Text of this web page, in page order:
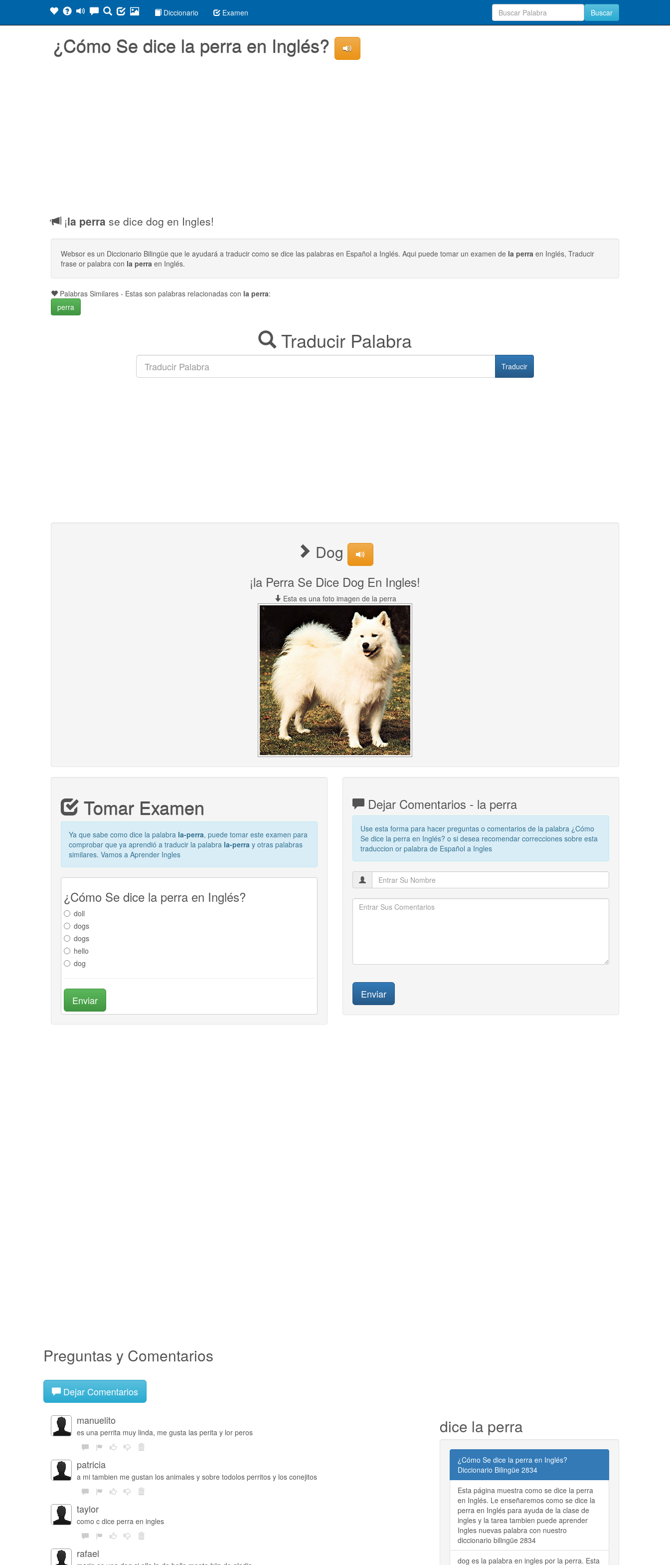
Diccionario Examen Buscar
¿Cómo Se dice la perra en Inglés?
¡la perra se dice dog en Ingles!
Websor es un Diccionario Bilingüe que le ayudará a traducir como se dice las palabras en Español a Inglés. Aqui puede tomar un examen de la perra en Inglés, Traducir
frase or palabra con la perra en Inglés.
Palabras Similares - Estas son palabras relacionadas con la perra:
perra
Traducir Palabra
Traducir
Dog
¡la Perra Se Dice Dog En Ingles!
Esta es una foto imagen de la perra
Tomar Examen
Ya que sabe como dice la palabra la-perra, puede tomar este examen para
comprobar que ya aprendió a traducir la palabra la-perra y otras palabras
similares. Vamos a Aprender Ingles
¿Cómo Se dice la perra en Inglés?
doll
dogs
dogs
hello
dog
Enviar
Dejar Comentarios - la perra
Use esta forma para hacer preguntas o comentarios de la palabra ¿Cómo
Se dice la perra en Inglés? o si desea recomendar correcciones sobre esta
traduccion or palabra de Español a Ingles
Preguntas y Comentarios
Dejar Comentarios
manuelito
es una perrita muy linda, me gusta las perita y lor peros
patricia
a mi tambien me gustan los animales y sobre todolos perritos y los conejitos
taylor
como c dice perra en ingles
rafael
dice la perra
¿Cómo Se dice la perra en Inglés?
Diccionario Bilingüe 2834
Esta página muestra como se dice la perra
en Inglés. Le enseñaremos como se dice la
perra en Inglés para ayuda de la clase de
ingles y la tarea tambien puede aprender
Ingles nuevas palabra con nuestro
diccionario bilingüe 2834
dog es la palabra en ingles por la perra. Esta